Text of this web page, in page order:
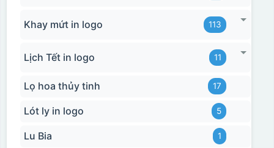
Khay mứt in logo 113
Lịch Tết in logo 11
Lọ hoa thủy tinh 17
Lót ly in logo 5
Lu Bia 1